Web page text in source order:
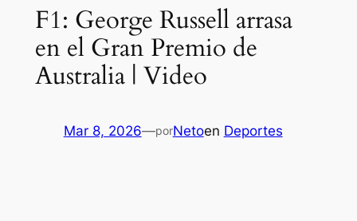
F1: George Russell arrasa
en el Gran Premio de
Australia | Video
Mar 8, 2026—porNetoen Deportes